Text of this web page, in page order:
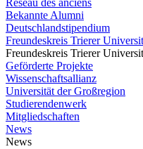
Réseau des anciens
Bekannte Alumni
Deutschlandstipendium
Freundeskreis Trierer
Freundeskreis Trierer
Geförderte Projekte
Wissenschaftsallianz
Universität der Großregion
Studierendenwerk
Mitgliedschaften
News
News